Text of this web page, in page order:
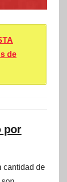
de
por
cantidad de